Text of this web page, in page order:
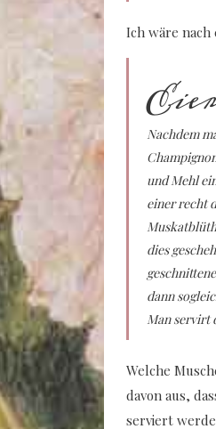
Ich wäre nach
Nachdem
und Mehl
einer recht
dies
dann
Man servirt
Welche
davon aus,
serviert